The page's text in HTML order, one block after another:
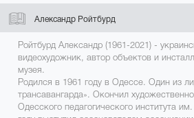
Александр Ройтбурд
Ройтбурд Александр (1961-2021) -
видеохудожник, автор объектов и
музея.
Родился в 1961 году в Одессе. Один из
трансавангарда». Окончил
Одесского педагогического института